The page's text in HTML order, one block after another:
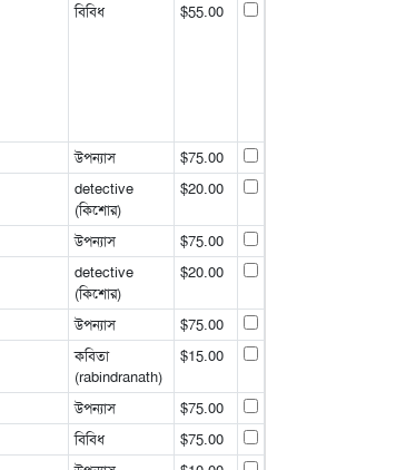
বিবিধ $55.00
উপন্যাস
$75.00
detective
(কিশোর)
$20.00
উপন্যাস
$75.00
detective
(কিশোর)
$20.00
উপন্যাস
$75.00
কবিতা
(rabindranath)
$15.00
উপন্যাস
$75.00
বিবিধ
$75.00